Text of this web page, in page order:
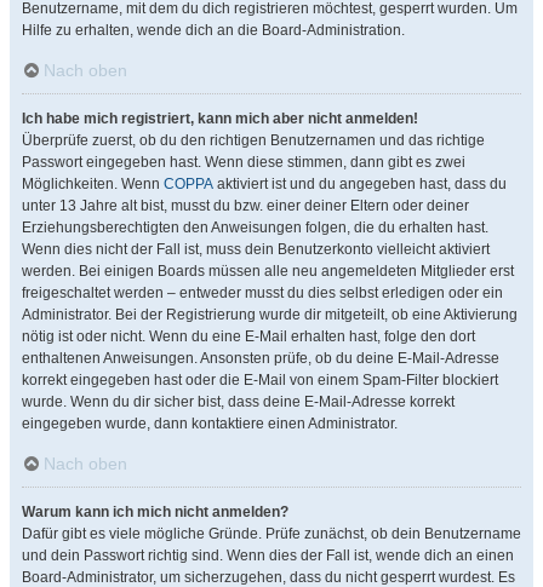
Benutzername, mit dem du dich registrieren möchtest, gesperrt wurden. Um
Hilfe zu erhalten, wende dich an die Board-Administration.
Nach oben
Ich habe mich registriert, kann mich aber nicht anmelden!
Überprüfe zuerst, ob du den richtigen Benutzernamen und das richtige
Passwort eingegeben hast. Wenn diese stimmen, dann gibt es zwei
Möglichkeiten. Wenn COPPA aktiviert ist und du angegeben hast, dass du
unter 13 Jahre alt bist, musst du bzw. einer deiner Eltern oder deiner
Erziehungsberechtigten den Anweisungen folgen, die du erhalten hast.
Wenn dies nicht der Fall ist, muss dein Benutzerkonto vielleicht aktiviert
werden. Bei einigen Boards müssen alle neu angemeldeten Mitglieder erst
freigeschaltet werden – entweder musst du dies selbst erledigen oder ein
Administrator. Bei der Registrierung wurde dir mitgeteilt, ob eine Aktivierung
nötig ist oder nicht. Wenn du eine E-Mail erhalten hast, folge den dort
enthaltenen Anweisungen. Ansonsten prüfe, ob du deine E-Mail-Adresse
korrekt eingegeben hast oder die E-Mail von einem Spam-Filter blockiert
wurde. Wenn du dir sicher bist, dass deine E-Mail-Adresse korrekt
eingegeben wurde, dann kontaktiere einen Administrator.
Nach oben
Warum kann ich mich nicht anmelden?
Dafür gibt es viele mögliche Gründe. Prüfe zunächst, ob dein Benutzername
und dein Passwort richtig sind. Wenn dies der Fall ist, wende dich an einen
Board-Administrator, um sicherzugehen, dass du nicht gesperrt wurdest. Es